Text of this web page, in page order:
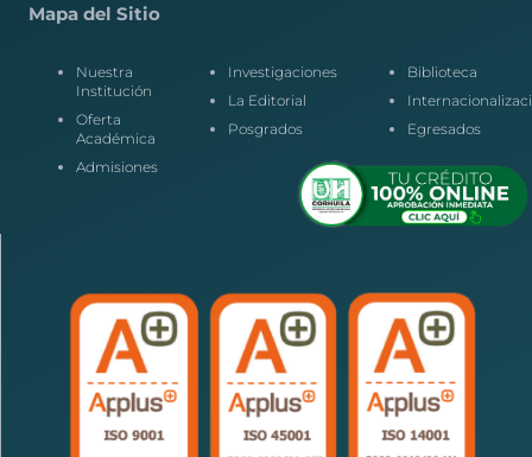
Mapa del Sitio
Nuestra
Institución
Oferta
Académica
Admisiones
Investigaciones
La Editorial
Posgrados
Biblioteca
Egresados